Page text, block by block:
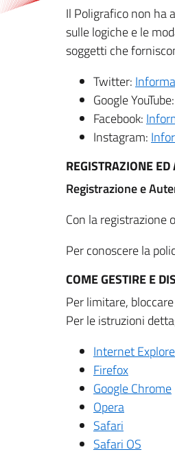
Il Poligrafico non ha
sulle logiche e le
soggetti che
Twitter:
Google YouTube:
Facebook:
Instagram:
REGISTRAZIONE
Registrazione e
Con la registrazione
Per conoscere la
COME GESTIRE E
Per limitare,
Per le istruzioni
Internet
Firefox
Google Chrome
Opera
Safari
Safari OS